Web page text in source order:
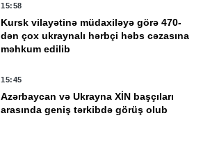
15:58
Kursk vilayətinə müdaxiləyə görə 470-
dən çox ukraynalı hərbçi həbs cəzasına
məhkum edilib
15:45
Azərbaycan və Ukrayna XİN başçıları
arasında geniş tərkibdə görüş olub